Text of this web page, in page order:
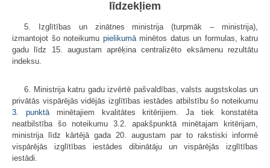
līdzekļiem
5. Izglītības un zinātnes ministrija (turpmāk – ministrija),
izmantojot šo noteikumu pielikumāminētos datus un formulas, katru
gadu līdz 15. augustam aprēķina centralizēto eksāmenu rezultātu
indeksu.
6. Ministrija katru gadu izvērtē pašvaldības, valsts augstskolas un
privātās vispārējās vidējās izglītības iestādes atbilstību šo noteikumu
3. punktāminētajiem kvalitātes kritērijiem. Ja tiek konstatēta
neatbilstība šo noteikumu 3.2. apakšpunktā minētajam kritērijam,
ministrija līdz kārtējā gada 20. augustam par to rakstiski informē
vispārējās izglītības iestādes dibinātāju un vispārējās izglītības
iestādi.